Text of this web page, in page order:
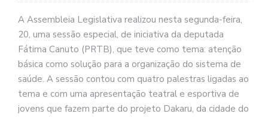
A Assembleia Legislativa realizou nesta segunda-feira,
20, uma sessão especial, de iniciativa da deputada
Fátima Canuto (PRTB), que teve como tema: atenção
básica como solução para a organização do sistema de
saúde. A sessão contou com quatro palestras ligadas ao
tema e com uma apresentação teatral e esportiva de
jovens que fazem parte do projeto Dakaru, da cidade do